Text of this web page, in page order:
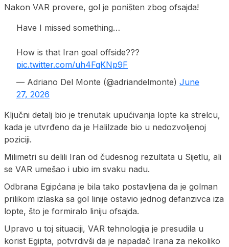
Nakon VAR provere, gol je poništen zbog ofsajda!
Have I missed something…
How is that Iran goal offside???
pic.twitter.com/uh4FqKNp9F
— Adriano Del Monte (@adriandelmonte) June
27, 2026
Ključni detalj bio je trenutak upućivanja lopte ka strelcu,
kada je utvrđeno da je Halilzade bio u nedozvoljenoj
poziciji.
Milimetri su delili Iran od čudesnog rezultata u Sijetlu, ali
se VAR umešao i ubio im svaku nadu.
Odbrana Egipćana je bila tako postavljena da je golman
prilikom izlaska sa gol linije ostavio jednog defanzivca iza
lopte, što je formiralo liniju ofsajda.
Upravo u toj situaciji, VAR tehnologija je presudila u
korist Egipta, potvrdivši da je napadač Irana za nekoliko